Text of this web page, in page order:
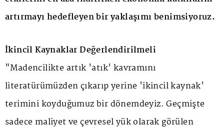
artırmayı hedefleyen bir yaklaşımı benimsiyoruz.
İkincil Kaynaklar Değerlendirilmeli
"Madencilikte artık 'atık' kavramını
literatürümüzden çıkarıp yerine 'ikincil kaynak'
terimini koyduğumuz bir dönemdeyiz. Geçmişte
sadece maliyet ve çevresel yük olarak görülen